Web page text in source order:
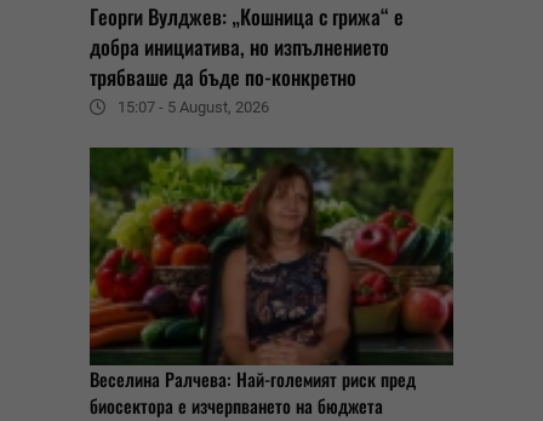
Георги Вулджев: „Кошница с грижа“ е
добра инициатива, но изпълнението
трябваше да бъде по-конкретно
15:07 - 5 August, 2026
Веселина Ралчева: Най-големият риск пред
биосектора е изчерпването на бюджета